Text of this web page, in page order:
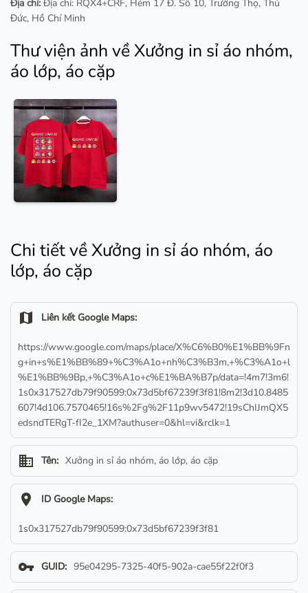
Địa chỉ: Địa chỉ: RQX4+CRF, Hẻm 17 Đ. Số 10, Trường Thọ, Thủ
Đức, Hồ Chí Minh
Thư viện ảnh về Xưởng in sỉ áo nhóm,
áo lớp, áo cặp
Chi tiết về Xưởng in sỉ áo nhóm, áo
lớp, áo cặp
map Liên kết Google Maps:
https://www.google.com/maps/place/X%C6%B0%E1%BB%9Fn
g+in+s%E1%BB%89+%C3%A1o+nh%C3%B3m,+%C3%A1o+l
%E1%BB%9Bp,+%C3%A1o+c%E1%BA%B7p/data=!4m7!3m6!
1s0x317527db79f90599:0x73d5bf67239f3f81!8m2!3d10.8485
607!4d106.7570465!16s%2Fg%2F11p9wv5472!19sChIJmQX5
edsndTERgT-fI2e_1XM?authuser=0&hl=vi&rclk=1
business Tên: Xưởng in sỉ áo nhóm, áo lớp, áo cặp
location_on ID Google Maps:
1s0x317527db79f90599:0x73d5bf67239f3f81
vpn_key GUID: 95e04295-7325-40f5-902a-cae55f22f0f3